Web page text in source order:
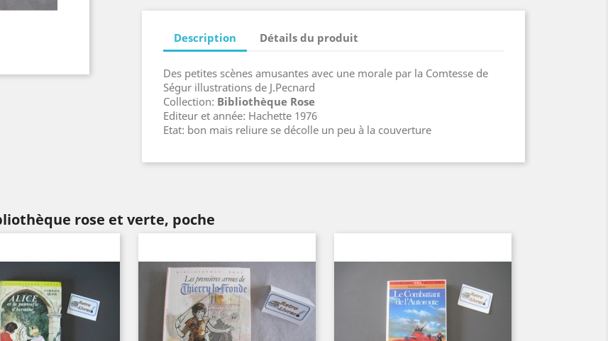
Description Détails du produit
Des petites scènes amusantes avec une morale par la Comtesse de
Ségur illustrations de J.Pecnard
Collection: Bibliothèque Rose
Editeur et année: Hachette 1976
Etat: bon mais reliure se décolle un peu à la couverture
rose et verte, poche